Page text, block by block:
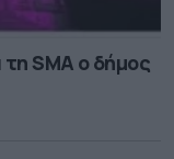
SMA ο δήμος